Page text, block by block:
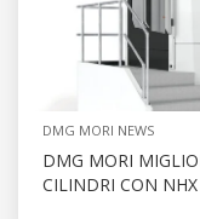
DMG MORI NEWS
DMG MORI
CILINDRI CON